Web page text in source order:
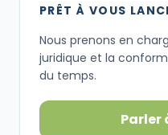
PRÊT À VOUS
Nous prenons en
juridique et la
du temps.
Parler